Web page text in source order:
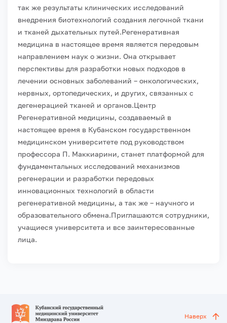
так же результаты клинических исследований
внедрения биотехнологий создания легочной ткани
и тканей дыхательных путей.Регенеративная
медицина в настоящее время является передовым
направлением наук о жизни. Она открывает
перспективы для разработки новых подходов в
лечении основных заболеваний – онкологических,
нервных, ортопедических, и других, связанных с
дегенерацией тканей и органов.Центр
Регенеративной медицины, создаваемый в
настоящее время в Кубанском государственном
медицинском университете под руководством
профессора П. Маккиарини, станет платформой для
фундаментальных исследований механизмов
регенерации и разработки передовых
инновационных технологий в области
регенеративной медицины, а так же – научного и
образовательного обмена.Приглашаются сотрудники,
учащиеся университета и все заинтересованные
лица.
Наверх